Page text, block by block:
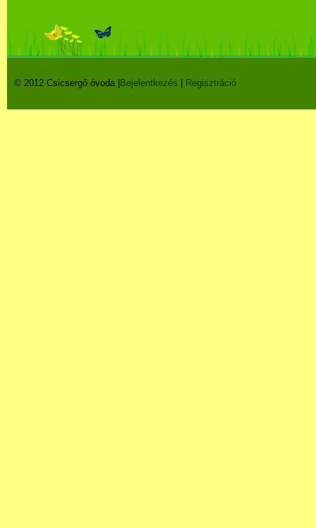
© 2012 Csicsergő óvoda | Bejelentkezés Regisztráció